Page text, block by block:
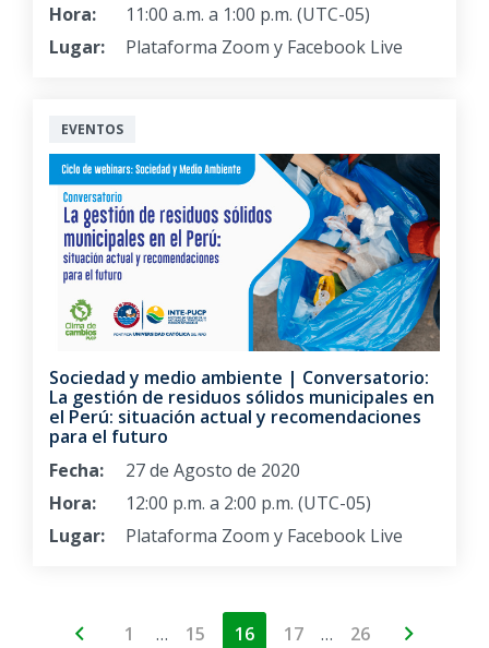
Hora:
11:00 a.m. a 1:00 p.m. (UTC-05)
Lugar:
Plataforma Zoom y Facebook Live
EVENTOS
Sociedad y medio ambiente | Conversatorio:
La gestión de residuos sólidos municipales en
el Perú: situación actual y recomendaciones
para el futuro
Fecha:
27 de Agosto de 2020
Hora:
12:00 p.m. a 2:00 p.m. (UTC-05)
Lugar:
Plataforma Zoom y Facebook Live
1 … 15 16 17 … 26